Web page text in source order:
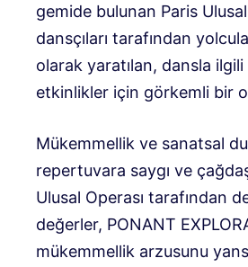
gemide bulunan Paris
dansçıları tarafından
olarak yaratılan, dansla
etkinlikler için görkemli bir
Mükemmellik ve sanatsal
repertuvara saygı ve
Ulusal Operası tarafından
değerler, PONANT
mükemmellik arzusunu